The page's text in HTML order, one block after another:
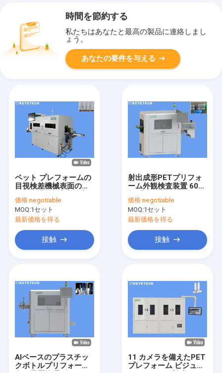
時間を節約する
私たちはあなたと最高の製品に連絡しまし
ょう。
あなたの要件を与える
ペット プレフォームの
目視検差機械表面の泡
知器
価格:negotiable
MOQ:1セット
最新価格を得る
接触
射出成形PETプリフォ
ーム外観検査装置 600
価格:negotiable
MOQ:1セット
最新価格を得る
接触
AIベースのプラスチッ
クボトルプリフォーム
11 カメラを備えたPET
プレフォーム ビジュア